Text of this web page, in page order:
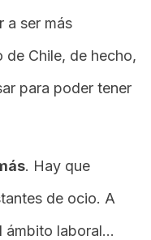
a ser más
de Chile, de hecho,
para poder tener
. Hay que
de ocio. A
ámbito laboral…